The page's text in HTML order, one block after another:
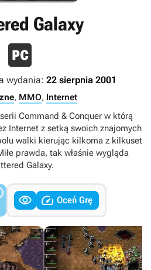
Galaxy
wydania: 22 sierpnia 2001
, MMO, Internet
Command & Conquer w którą
Internet z setką swoich znajomych
walki kierując kilkoma z kilkuset
prawda, tak właśnie wygląda
Galaxy.
  Oceń Grę